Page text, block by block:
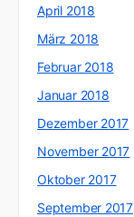
April 2018
März 2018
Februar 2018
Januar 2018
Dezember 2017
November 2017
Oktober 2017
September 2017